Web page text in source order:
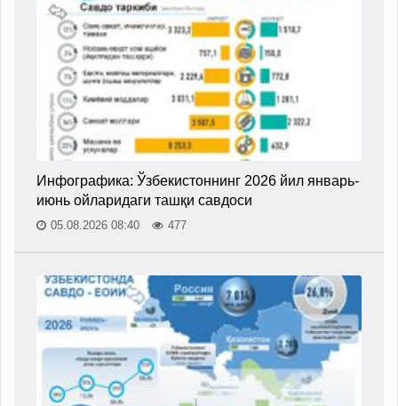
Инфографика: Ўзбекистоннинг 2026 йил январь-
июнь ойларидаги ташқи савдоси
05.08.2026 08:40 477